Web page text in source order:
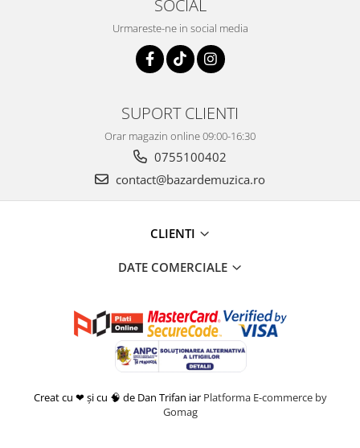
SOCIAL
Urmareste-ne in social media
SUPORT CLIENTI
Orar magazin online 09:00-16:30
0755100402
contact@bazardemuzica.ro
CLIENTI
DATE COMERCIALE
Creat cu ❤ și cu 🧠 de Dan Trifan iar Platforma E-commerce by
Gomag